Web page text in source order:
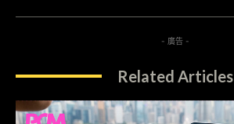
- 廣告 -
Related Articles